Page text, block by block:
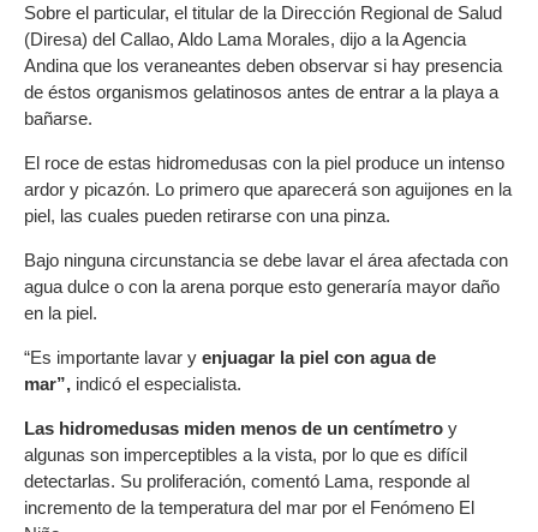
Sobre el particular, el titular de la Dirección Regional de Salud
(Diresa) del Callao, Aldo Lama Morales, dijo a la Agencia
Andina que los veraneantes deben observar si hay presencia
de éstos organismos gelatinosos antes de entrar a la playa a
bañarse.
El roce de estas hidromedusas con la piel produce un intenso
ardor y picazón. Lo primero que aparecerá son aguijones en la
piel, las cuales pueden retirarse con una pinza.
Bajo ninguna circunstancia se debe lavar el área afectada con
agua dulce o con la arena porque esto generaría mayor daño
en la piel.
“Es importante lavar y enjuagar la piel con agua de
mar”, indicó el especialista.
Las hidromedusas miden menos de un centímetro y
algunas son imperceptibles a la vista, por lo que es difícil
detectarlas. Su proliferación, comentó Lama, responde al
incremento de la temperatura del mar por el Fenómeno El